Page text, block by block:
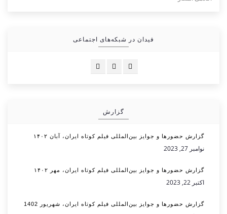
فیدان در شبکه‌های اجتماعی
گزارش
گزارش حضورها و جوایز بین‌المللی فیلم کوتاه ایران، آبان ۱۴۰۲
نوامبر 27, 2023
گزارش حضورها و جوایز بین‌المللی فیلم کوتاه ایران، مهر ۱۴۰۲
اکتبر 22, 2023
گزارش حضورها و جوایز بین‌المللی فیلم کوتاه ایران، شهریور 1402